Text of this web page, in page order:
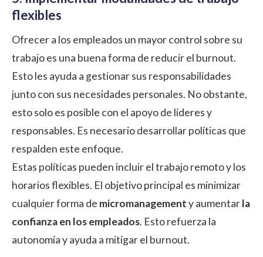
flexibles
Ofrecer a los empleados un mayor control sobre su
trabajo es una buena forma de reducir el burnout.
Esto les ayuda a gestionar sus responsabilidades
junto con sus necesidades personales. No obstante,
esto solo es posible con el apoyo de líderes y
responsables. Es necesario desarrollar políticas que
respalden este enfoque.
Estas políticas pueden incluir el trabajo remoto y los
horarios flexibles. El objetivo principal es minimizar
cualquier forma de micromanagementy aumentarla
confianza en los empleados. Esto refuerza la
autonomía y ayuda a mitigar el burnout.